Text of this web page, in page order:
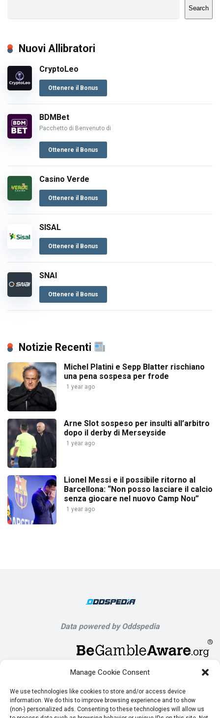
Manage Cookie Consent
We use technologies like cookies to store and/or access device
information. We do this to improve browsing experience and to show
(non-) personalized ads. Consenting to these technologies will allow us
Search
Nuovi Allibratori
CryptoLeo
Ottenere il Bonus
BDMBet
Pacchetto di Benvenuto di
Ottenere il Bonus
Casino Verde
Ottenere il Bonus
SISAL
Ottenere il Bonus
SNAI
Ottenere il Bonus
Notizie Recenti
Michel Platini e Sepp Blatter rischiano
una pena sospesa per frode
1 year ago
Arne Slot sospeso per insulti all’arbitro
dopo il derby di Merseyside
1 year ago
Lionel Messi e il possibile ritorno al
Barcellona: “Non posso lasciare il calcio
senza giocare nel nuovo Camp Nou”
1 year ago
Data powered by Oddspedia